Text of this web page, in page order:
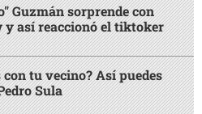
Guzmán sorprende con
y así reaccionó el tiktoker
tu vecino? Así puedes
Sula